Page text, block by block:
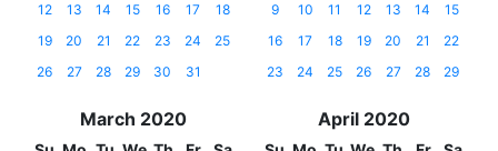
12
13 14 15 16 17
18
19
20 21 22 23 24
25
26
27 28 29 30 31
9
10 11 12 13 14
15
16
17 18 19 20 21
22
23
24 25 26 27 28 29
March 2020 April 2020